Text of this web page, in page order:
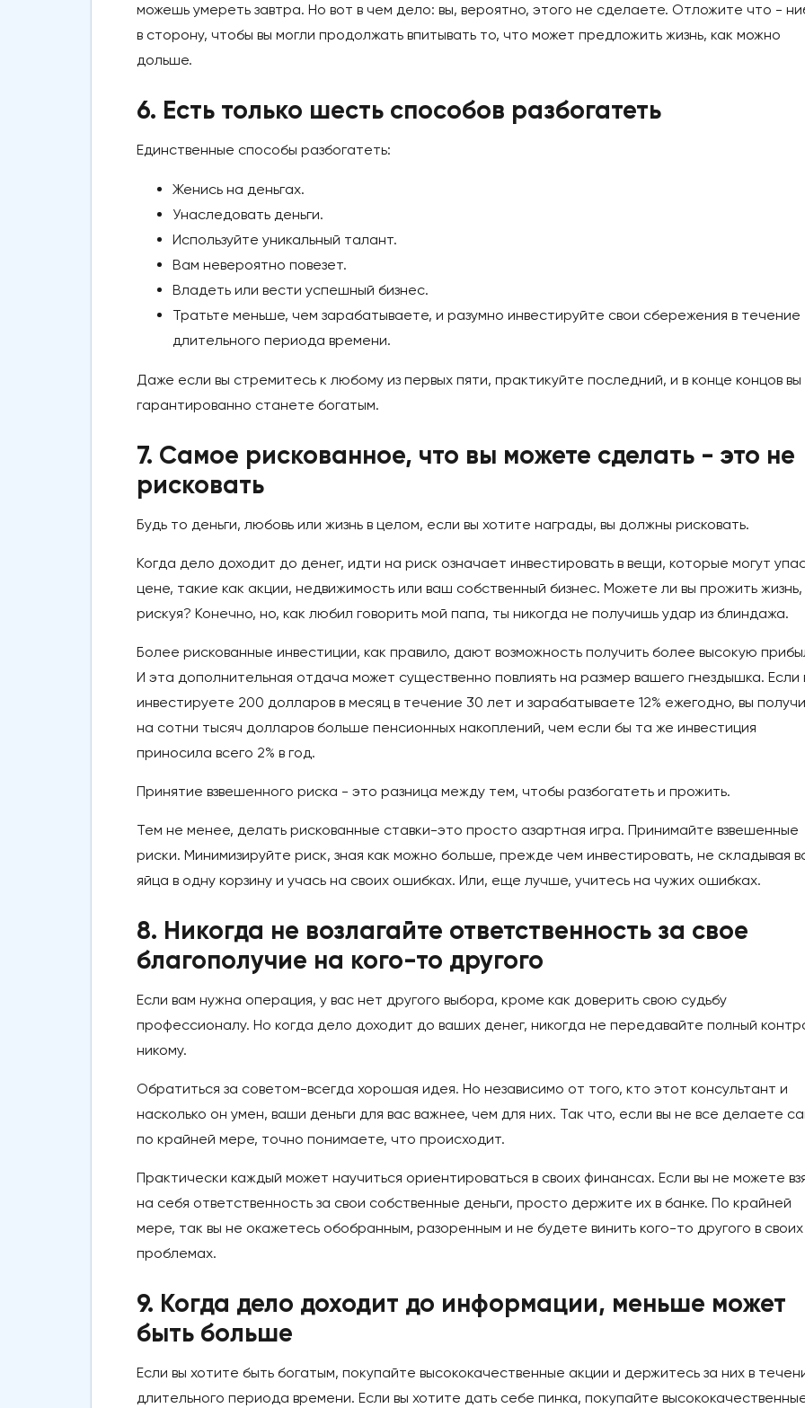
можешь умереть завтра. Но вот в чем дело: вы, вероятно, этого не сделаете. Отложите что -
в сторону, чтобы вы могли продолжать впитывать то, что может предложить жизнь, как можно
дольше.
6. Есть только шесть способов разбогатеть
Единственные способы разбогатеть:
Женись на деньгах.
Унаследовать деньги.
Используйте уникальный талант.
Вам невероятно повезет.
Владеть или вести успешный бизнес.
Тратьте меньше, чем зарабатываете, и разумно инвестируйте свои сбережения в течение
длительного периода времени.
Даже если вы стремитесь к любому из первых пяти, практикуйте последний, и в конце концов вы
гарантированно станете богатым.
7. Самое рискованное, что вы можете сделать - это не
рисковать
Будь то деньги, любовь или жизнь в целом, если вы хотите награды, вы должны рисковать.
Когда дело доходит до денег, идти на риск означает инвестировать в вещи, которые могут
цене, такие как акции, недвижимость или ваш собственный бизнес. Можете ли вы прожить
рискуя? Конечно, но, как любил говорить мой папа, ты никогда не получишь удар из блиндажа.
Более рискованные инвестиции, как правило, дают возможность получить более высокую
И эта дополнительная отдача может существенно повлиять на размер вашего гнездышка. Если
инвестируете 200 долларов в месяц в течение 30 лет и зарабатываете 12% ежегодно, вы
на сотни тысяч долларов больше пенсионных накоплений, чем если бы та же инвестиция
приносила всего 2% в год.
Принятие взвешенного риска - это разница между тем, чтобы разбогатеть и прожить.
Тем не менее, делать рискованные ставки-это просто азартная игра. Принимайте взвешенные
риски. Минимизируйте риск, зная как можно больше, прежде чем инвестировать, не складывая
яйца в одну корзину и учась на своих ошибках. Или, еще лучше, учитесь на чужих ошибках.
8. Никогда не возлагайте ответственность за свое
благополучие на кого-то другого
Если вам нужна операция, у вас нет другого выбора, кроме как доверить свою судьбу
профессионалу. Но когда дело доходит до ваших денег, никогда не передавайте полный
никому.
Обратиться за советом-всегда хорошая идея. Но независимо от того, кто этот консультант и
насколько он умен, ваши деньги для вас важнее, чем для них. Так что, если вы не все делаете
по крайней мере, точно понимаете, что происходит.
Практически каждый может научиться ориентироваться в своих финансах. Если вы не можете
на себя ответственность за свои собственные деньги, просто держите их в банке. По крайней
мере, так вы не окажетесь обобранным, разоренным и не будете винить кого-то другого в своих
проблемах.
9. Когда дело доходит до информации, меньше может
быть больше
Если вы хотите быть богатым, покупайте высококачественные акции и держитесь за них в
длительного периода времени. Если вы хотите дать себе пинка, покупайте